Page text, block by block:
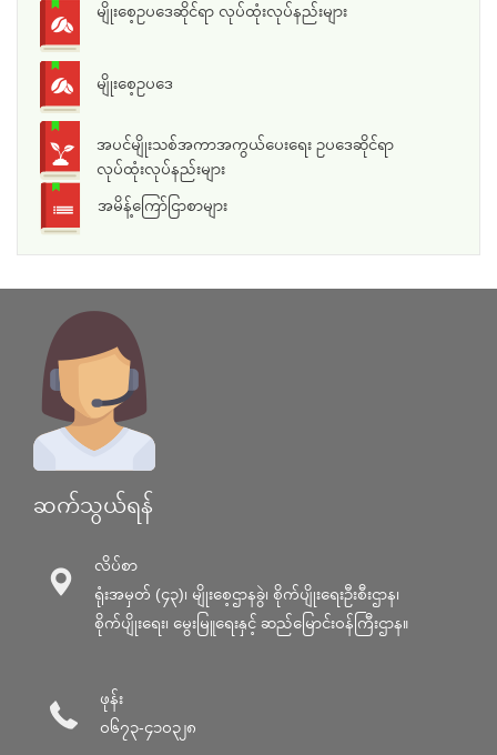
မျိုးစေ့ဥပဒေဆိုင်ရာ လုပ်ထုံးလုပ်နည်းများ
မျိုးစေ့ဥပဒေ
အပင်မျိုးသစ်အကာအကွယ်ပေးရေး ဥပဒေဆိုင်ရာ
လုပ်ထုံးလုပ်နည်းများ
အမိန့်ကြော်ငြာစာများ
ဆက်သွယ်ရန်
လိပ်စာ
ရုံးအမှတ် (၄၃)၊ မျိုးစေ့ဌာနခွဲ၊ စိုက်ပျိုးရေးဦးစီးဌာန၊
စိုက်ပျိုးရေး၊ မွေးမြူရေးနှင့် ဆည်မြောင်း၀န်ကြီးဌာန။
ဖုန်း
၀၆၇၃-၄၁၀၃၂၈